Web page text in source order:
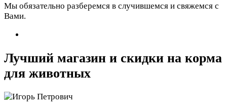
Мы обязательно разберемся в случившемся и свяжемся с
Вами.
Лучший магазин и скидки на корма
для животных